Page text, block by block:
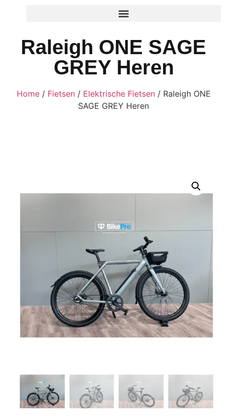
Raleigh ONE SAGE
GREY Heren
Home/ Fietsen/ Elektrische Fietsen/ Raleigh ONE
SAGE GREY Heren